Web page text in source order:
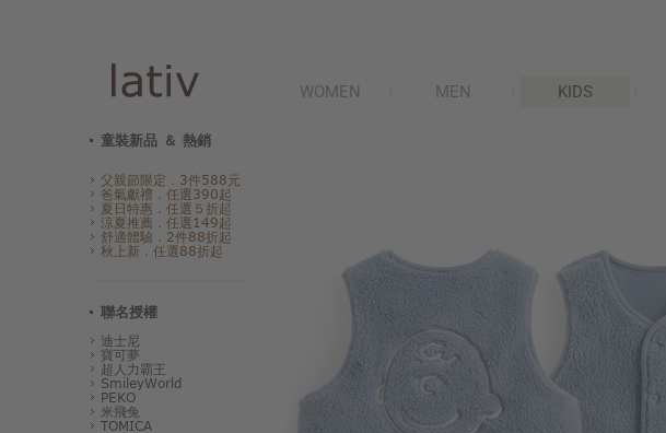
WOMEN MEN KIDS
童裝新品 ＆ 熱銷
父親節限定．3件588元
爸氣獻禮．任選390起
夏日特惠．任選５折起
涼夏推薦．任選149起
舒適體驗．2件88折起
秋上新．任選88折起
聯名授權
迪士尼
寶可夢
超人力霸王
SmileyWorld
PEKO
米飛兔
TOMICA